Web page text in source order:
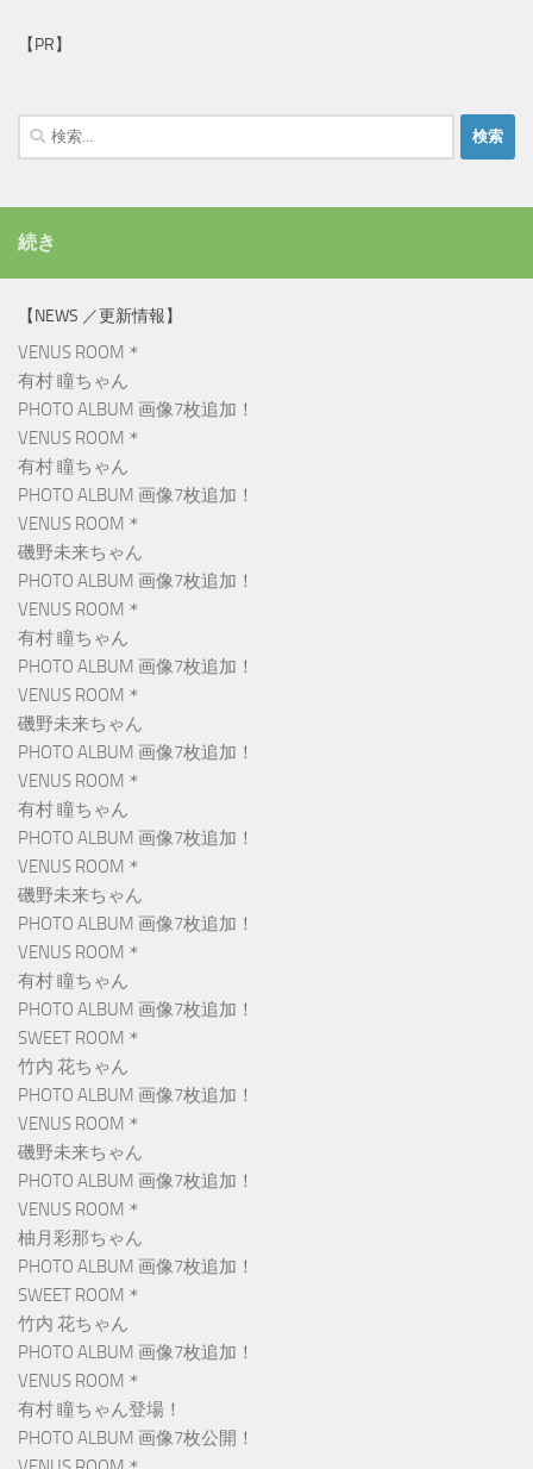
【PR】
検
索:
続き
【NEWS ／更新情報】
VENUS ROOM＊
有村 瞳ちゃん
PHOTO ALBUM 画像7枚追加！
VENUS ROOM＊
有村 瞳ちゃん
PHOTO ALBUM 画像7枚追加！
VENUS ROOM＊
磯野未来ちゃん
PHOTO ALBUM 画像7枚追加！
VENUS ROOM＊
有村 瞳ちゃん
PHOTO ALBUM 画像7枚追加！
VENUS ROOM＊
磯野未来ちゃん
PHOTO ALBUM 画像7枚追加！
VENUS ROOM＊
有村 瞳ちゃん
PHOTO ALBUM 画像7枚追加！
VENUS ROOM＊
磯野未来ちゃん
PHOTO ALBUM 画像7枚追加！
VENUS ROOM＊
有村 瞳ちゃん
PHOTO ALBUM 画像7枚追加！
SWEET ROOM＊
竹内 花ちゃん
PHOTO ALBUM 画像7枚追加！
VENUS ROOM＊
磯野未来ちゃん
PHOTO ALBUM 画像7枚追加！
VENUS ROOM＊
柚月彩那ちゃん
PHOTO ALBUM 画像7枚追加！
SWEET ROOM＊
竹内 花ちゃん
PHOTO ALBUM 画像7枚追加！
VENUS ROOM＊
有村 瞳ちゃん登場！
PHOTO ALBUM 画像7枚公開！